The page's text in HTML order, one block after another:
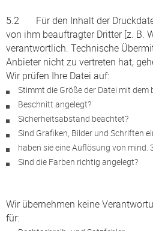
5.2 Für den Inhalt der
von ihm beauftragter Dritter [z. B.
verantwortlich. Technische
Anbieter nicht zu vertreten hat,
Wir prüfen Ihre Datei auf:
Stimmt die Größe der Datei mit
Beschnitt angelegt?
Sicherheitsabstand beachtet?
Sind Grafiken, Bilder und Schriften
haben sie eine Auflösung von mind.
Sind die Farben richtig angelegt?
Wir übernehmen keine
für: